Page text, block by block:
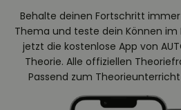
Behalte deinen Fortschritt
Thema und teste dein Können im
jetzt die kostenlose App von
Theorie. Alle offiziellen
Passend zum